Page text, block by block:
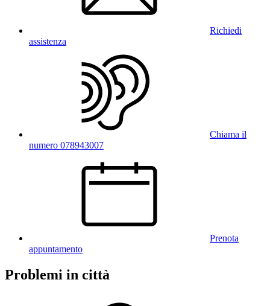
Richiedi
assistenza
Chiama il
numero 078943007
Prenota
appuntamento
Problemi in città